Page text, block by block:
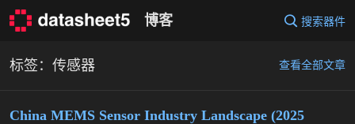
Skip
博客 搜索器件
标签：传感器 查看全部文章
China MEMS Sensor Industry Landscape (2025